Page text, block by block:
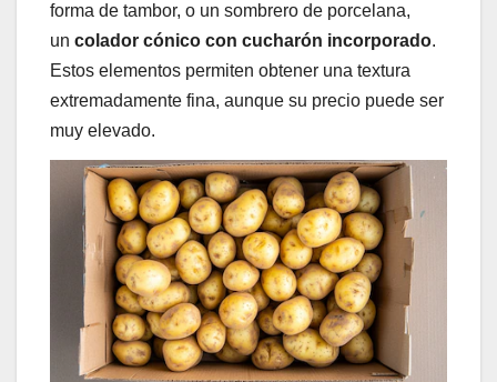
forma de tambor, o un sombrero de porcelana,
un colador cónico con cucharón incorporado.
Estos elementos permiten obtener una textura
extremadamente fina, aunque su precio puede ser
muy elevado.